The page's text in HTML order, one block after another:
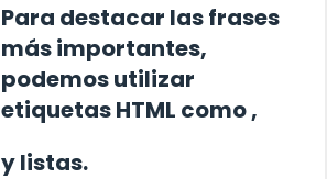
Para destacar las frases
más importantes,
podemos utilizar
etiquetas HTML como,
y listas.